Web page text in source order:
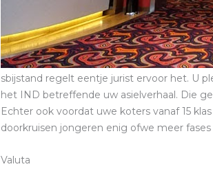
sbijstand regelt eentje jurist ervoor het. U
het IND betreffende uw asielverhaal. Die
Echter ook voordat uwe koters vanaf 15
doorkruisen jongeren enig ofwe meer
Valuta